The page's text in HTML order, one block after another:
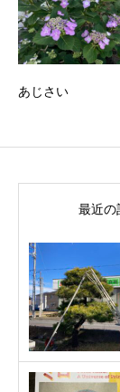
あじさい
最近の